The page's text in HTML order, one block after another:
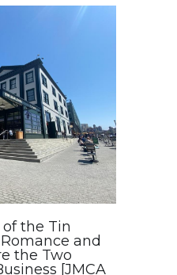
of the Tin
and
the Two
[JMCA